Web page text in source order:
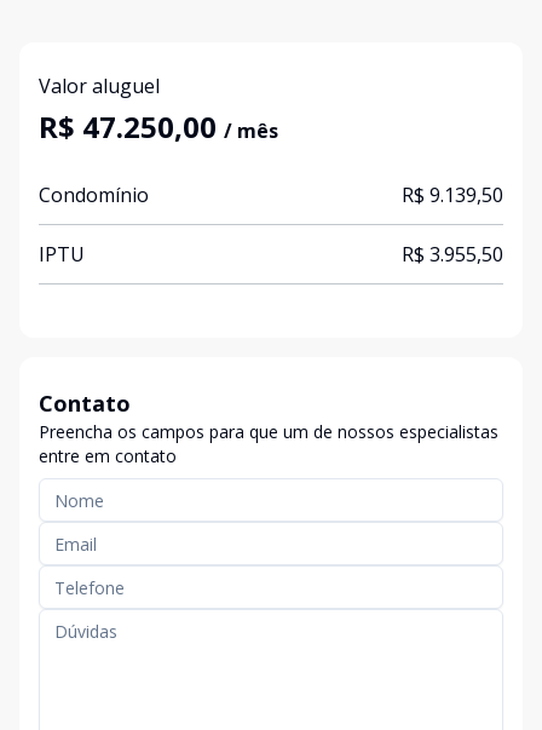
Valor aluguel
R$ 47.250,00 / mês
Condomínio R$ 9.139,50
IPTU R$ 3.955,50
Contato
Preencha os campos para que um de nossos especialistas
entre em contato